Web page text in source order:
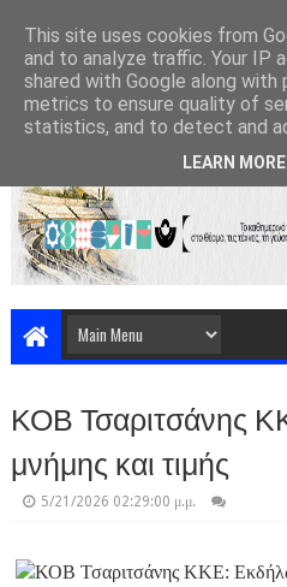
ΚΟΒ Τσαριτσάνης
μνήμης και τιμής
5/21/2026 02:29:00 μ.μ.
This site uses cookies from
and to analyze traffic. Your IP
shared with Google along
metrics to ensure quality of
statistics, and to detect and
LEARN MORE